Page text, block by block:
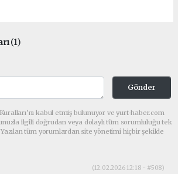
(1)
Gönder
kabul etmiş bulunuyor ve yurt-haber.com
ilgili doğrudan veya dolaylı tüm sorumluluğu tek
Yazılan tüm yorumlardan site yönetimi hiçbir şekilde
(12.02.2026 12:18 - #508)